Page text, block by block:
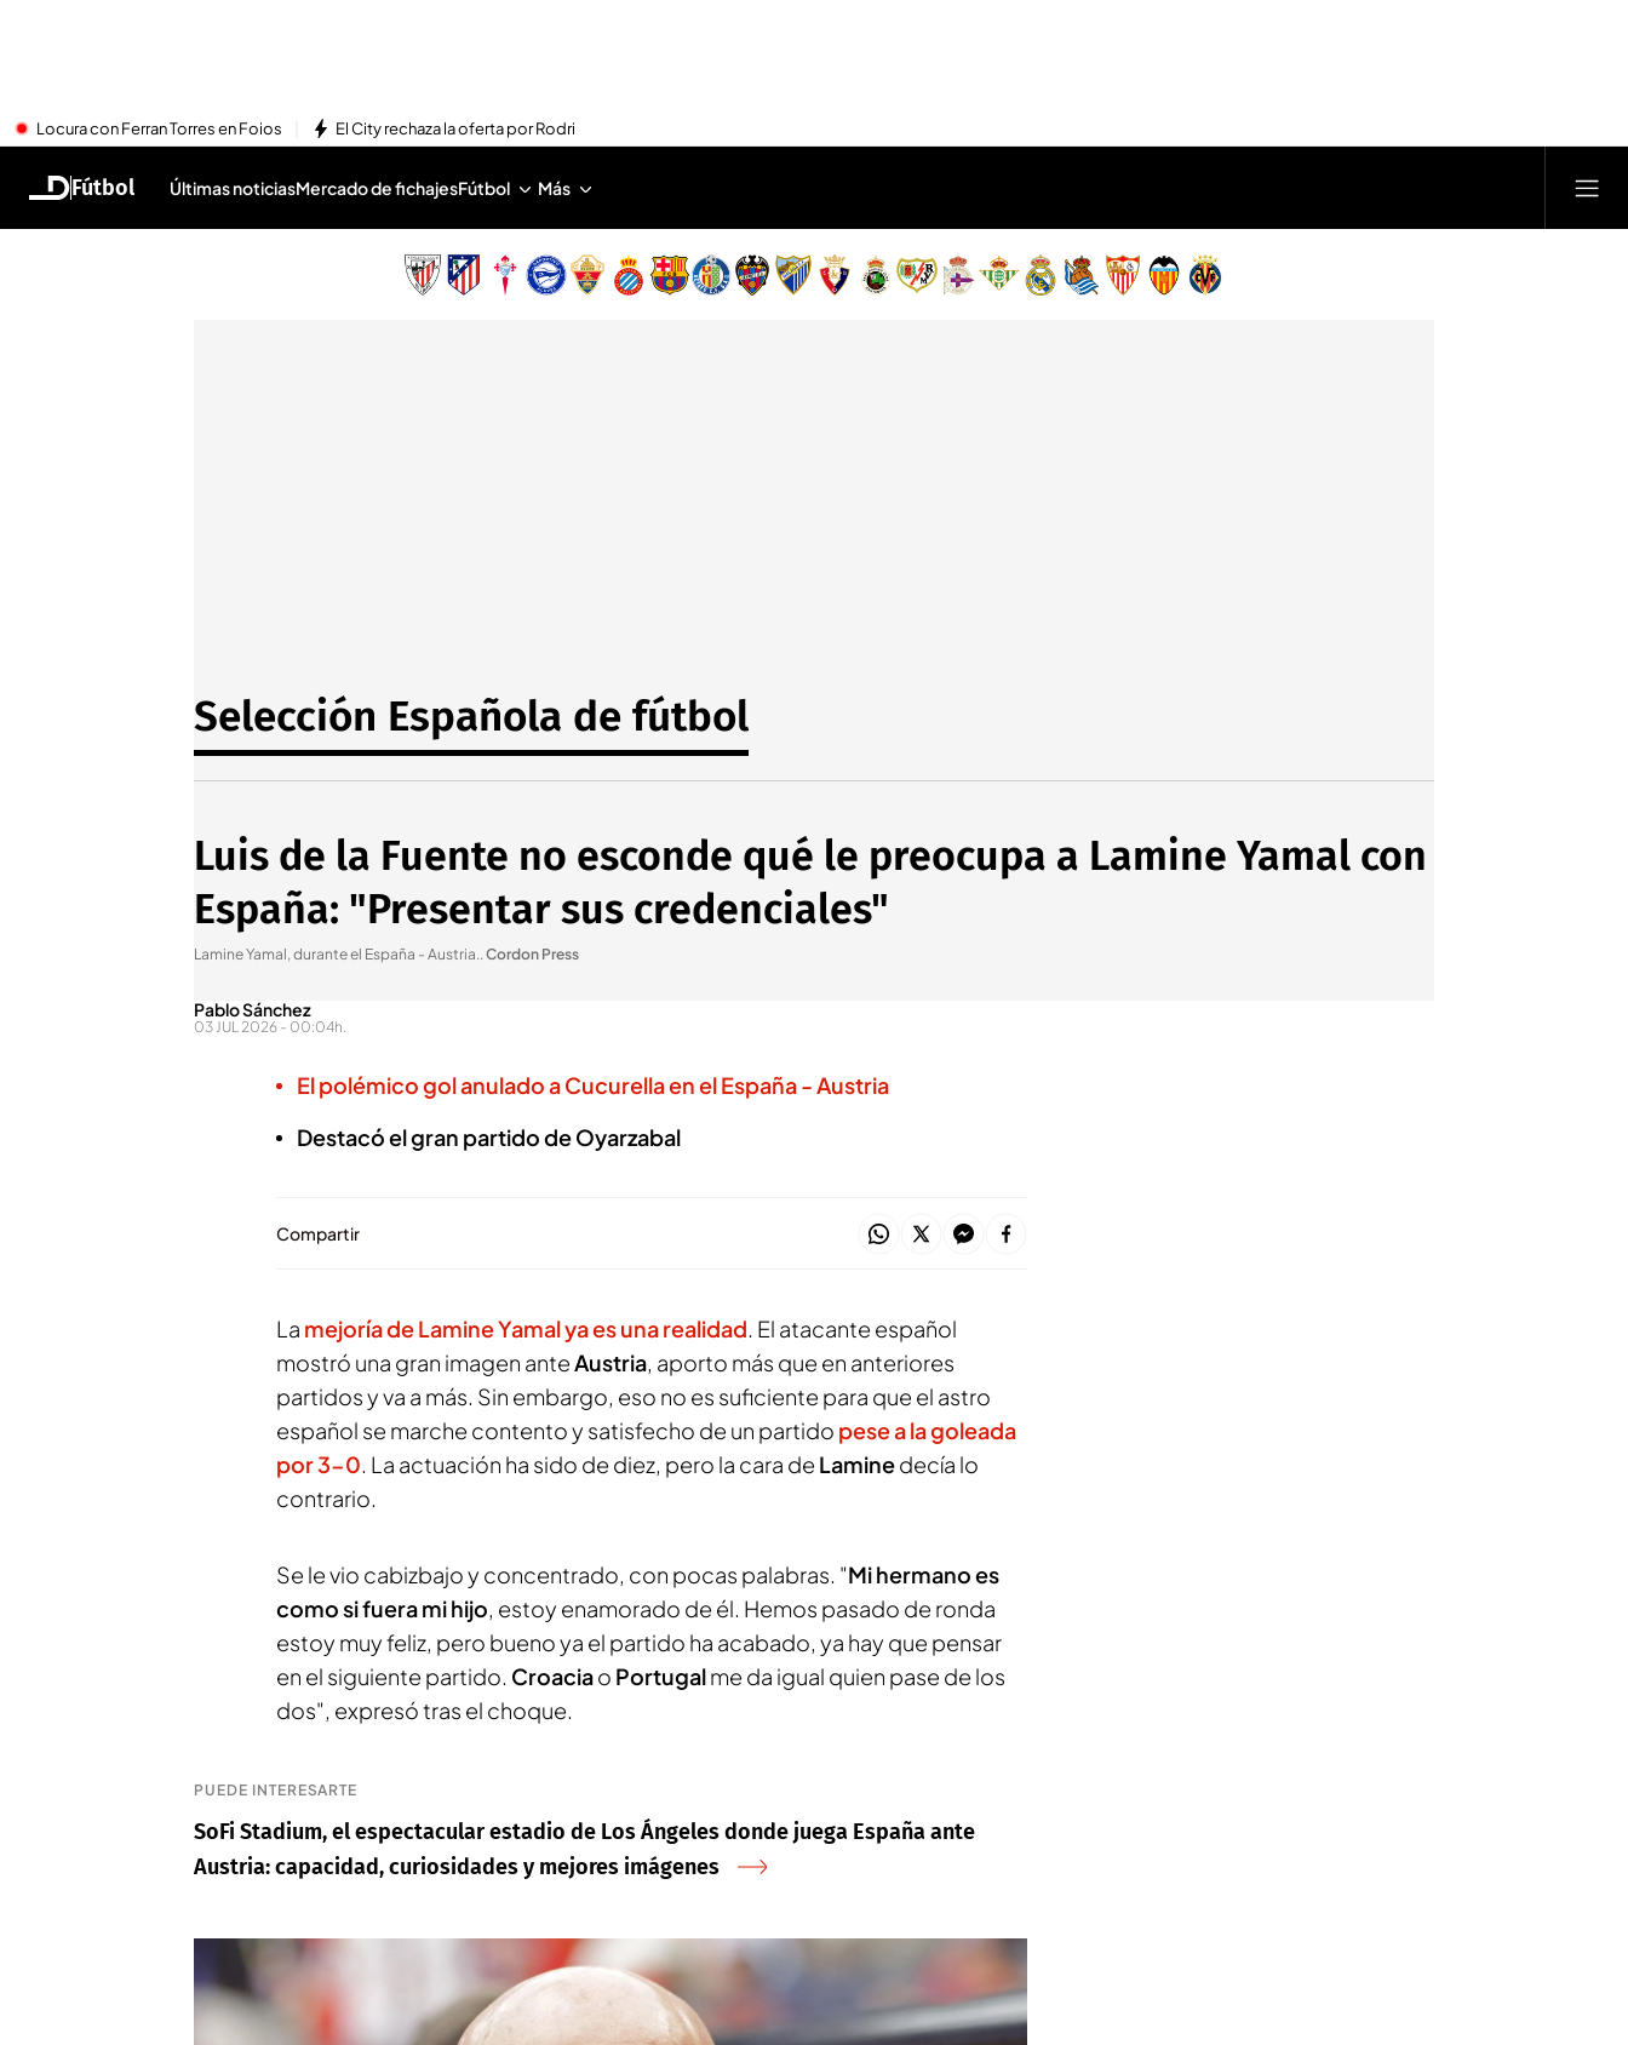
Locura con Ferran Torres en Foios El City rechaza la oferta por Rodri
Fútbol Últimas noticiasMercado de fichajesFútbol Más
Selección Española de fútbol
Luis de la Fuente no esconde qué le preocupa a Lamine Yamal con
España: "Presentar sus credenciales"
Lamine Yamal, durante el España - Austria..Cordon Press
Pablo Sánchez
03 JUL 2026 - 00:04h.
El polémico gol anulado a Cucurella en el España - Austria
Destacó el gran partido de Oyarzabal
Compartir
La mejoría de Lamine Yamal ya es una realidad. El atacante español
mostró una gran imagen anteAustria, aporto más que en anteriores
partidos y va a más. Sin embargo, eso no es suficiente para que el astro
español se marche contento y satisfecho de un partido pese a la goleada
por 3-0. La actuación ha sido de diez, pero la cara de Laminedecía lo
contrario.
Se le vio cabizbajo y concentrado, con pocas palabras. "Mi hermano es
como si fuera mi hijo, estoy enamorado de él. Hemos pasado de ronda
estoy muy feliz, pero bueno ya el partido ha acabado, ya hay que pensar
en el siguiente partido. Croaciao Portugalme da igual quien pase de los
dos", expresó tras el choque.
PUEDE INTERESARTE
SoFi Stadium, el espectacular estadio de Los Ángeles donde juega España ante
Austria: capacidad, curiosidades y mejores imágenes